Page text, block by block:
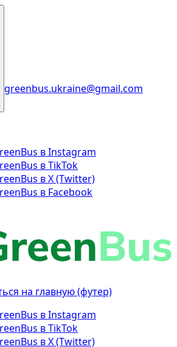
greenbus.ukraine@gmail.com
в Instagram
в TikTok
в X (Twitter)
в Facebook
на главную (футер)
в Instagram
в TikTok
в X (Twitter)